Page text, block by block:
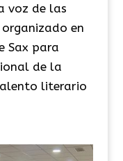
voz de las
en
Sax para
de la
literario